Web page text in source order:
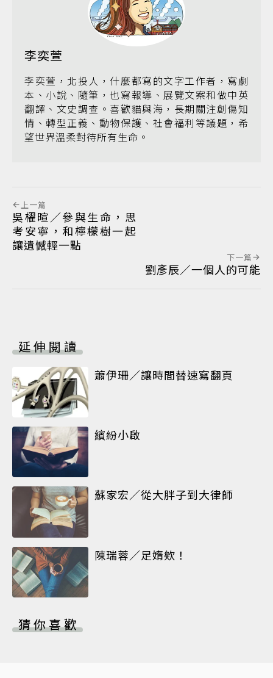
李奕萱
李奕萱，北投人，什麼都寫的文字工作者，寫劇
本、小說、隨筆，也寫報導、展覽文案和做中英
翻譯、文史調查。喜歡貓與海，長期關注創傷知
情、轉型正義、動物保護、社會福利等議題，希
望世界溫柔對待所有生命。
上一篇
吳櫂暄／參與生命，思
考安寧，和檸檬樹一起
讓遺憾輕一點
下一篇
劉彥辰／一個人的可能
延伸閱讀
蕭伊珊／讓時間替速寫翻頁
繽紛小啟
蘇家宏／從大胖子到大律師
陳瑞蓉／足媠欸！
猜你喜歡